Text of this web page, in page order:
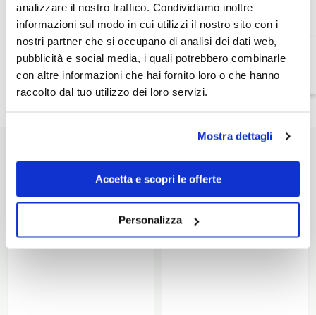
analizzare il nostro traffico. Condividiamo inoltre
informazioni sul modo in cui utilizzi il nostro sito con i
nostri partner che si occupano di analisi dei dati web,
pubblicità e social media, i quali potrebbero combinarle
con altre informazioni che hai fornito loro o che hanno
raccolto dal tuo utilizzo dei loro servizi.
Mostra dettagli
Accetta e scopri le offerte
Personalizza
Disponibilità:
In magazzino
Tipo di prodotto:
Bauletto da moto
POTREBBE INTERESSARTI